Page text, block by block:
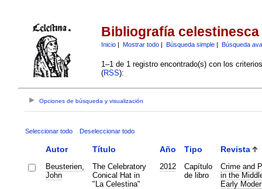
Bibliografía celestinesca
Inicio| Mostrar todo| Búsqueda simple| Búsqueda
1–1 de 1 registro encontrado(s) con los
(RSS):
Opciones de búsqueda y visualización
Seleccionar todo Deseleccionar todo
Autor Título Año Tipo Revista
Beusterien,
John
The Celebratory
Conical Hat in
"La Celestina"
2012
Capítulo
de libro
Crime and
in the
Early